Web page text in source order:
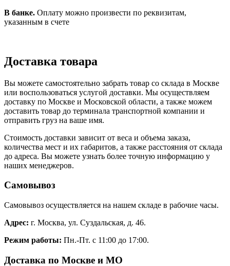
В банке. Оплату можно произвести по реквизитам,
указанным в счете
Доставка товара
Вы можете самостоятельно забрать товар со склада в Москве
или воспользоваться услугой доставки. Мы осуществляем
доставку по Москве и Московской области, а также можем
доставить товар до терминала транспортной компании и
отправить груз на ваше имя.
Стоимость доставки зависит от веса и объема заказа,
количества мест и их габаритов, а также расстояния от склада
до адреса. Вы можете узнать более точную информацию у
наших менеджеров.
Самовывоз
Самовывоз осуществляется на нашем складе в рабочие часы.
Адрес: г. Москва, ул. Суздальская, д. 46.
Режим работы: Пн.-Пт. с 11:00 до 17:00.
Доставка по Москве и МО